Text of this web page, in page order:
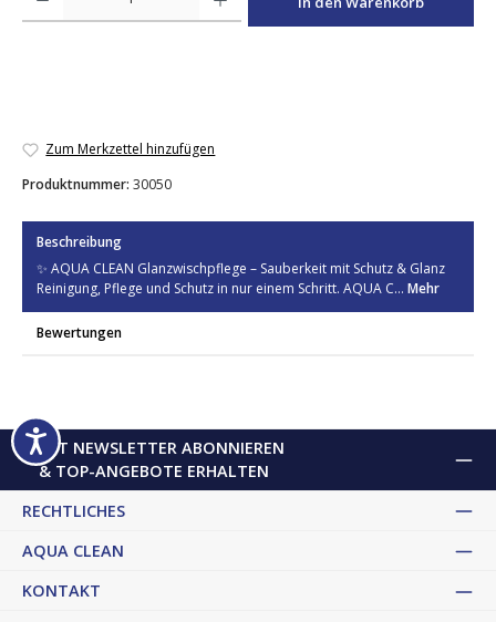
Zum Merkzettel hinzufügen
Produktnummer: 30050
Beschreibung
✨ AQUA CLEAN Glanzwischpflege – Sauberkeit mit Schutz & Glanz
Reinigung, Pflege und Schutz in nur einem Schritt. AQUA C… Mehr
Bewertungen
JETZT NEWSLETTER ABONNIEREN
& TOP-ANGEBOTE ERHALTEN
KONTAKT
RECHTLICHES
AQUA CLEAN